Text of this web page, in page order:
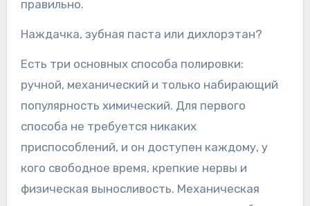
правильно.
Наждачка, зубная паста или дихлорэтан?
Есть три основных способа полировки:
ручной, механический и только набирающий
популярность химический. Для первого
способа не требуется никаких
приспособлений, и он доступен каждому, у
кого свободное время, крепкие нервы и
физическая выносливость. Механическая